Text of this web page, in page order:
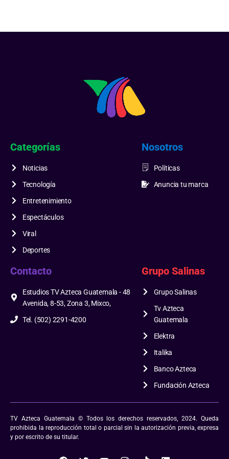
Categorías
Noticias
Tecnología
Entretenimiento
Espectáculos
Viral
Deportes
Nosotros
Políticas
Anuncia tu marca
Contacto
Estudios TV Azteca Guatemala - 48
Avenida, 8-53, Zona 3, Mixco,
Tel. (502) 2291-4200
Grupo Salinas
Grupo Salinas
Tv Azteca
Guatemala
Elektra
Italika
Banco Azteca
Fundación Azteca
TV Azteca Guatemala © Todos los derechos reservados, 2024. Queda
prohibida la reproducción total o parcial sin la autorización previa, expresa
y por escrito de su titular.